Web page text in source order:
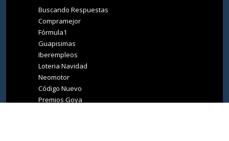
Buscando Respuestas
Compramejor
Fórmula1
Guapisimas
Iberempleos
Loteria Navidad
Neomotor
Código Nuevo
Premios Goya